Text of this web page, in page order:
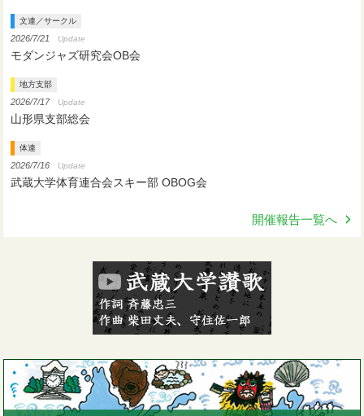
文連／サークル
2026/7/21 Update
モダンジャズ研究会OB会
地方支部
2026/7/17 Update
山形県支部総会
体連
2026/7/16 Update
武蔵大学体育連合会スキー部 OBOG会
開催報告一覧へ